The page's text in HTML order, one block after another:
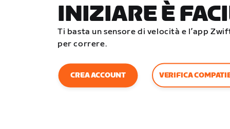
INIZIARE È
Ti basta un sensore di velocità e l’app
per correre.
CREA ACCOUNT VERIFICA